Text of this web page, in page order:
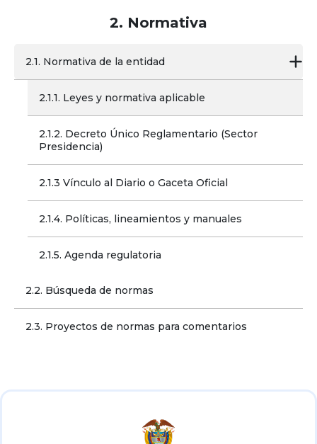
2. Normativa
2.1. Normativa de la entidad
2.1.1. Leyes y normativa aplicable
2.1.2. Decreto Único Reglamentario (Sector
Presidencia)
2.1.3 Vínculo al Diario o Gaceta Oficial
2.1.4. Políticas, lineamientos y manuales
2.1.5. Agenda regulatoria
2.2. Búsqueda de normas
2.3. Proyectos de normas para comentarios